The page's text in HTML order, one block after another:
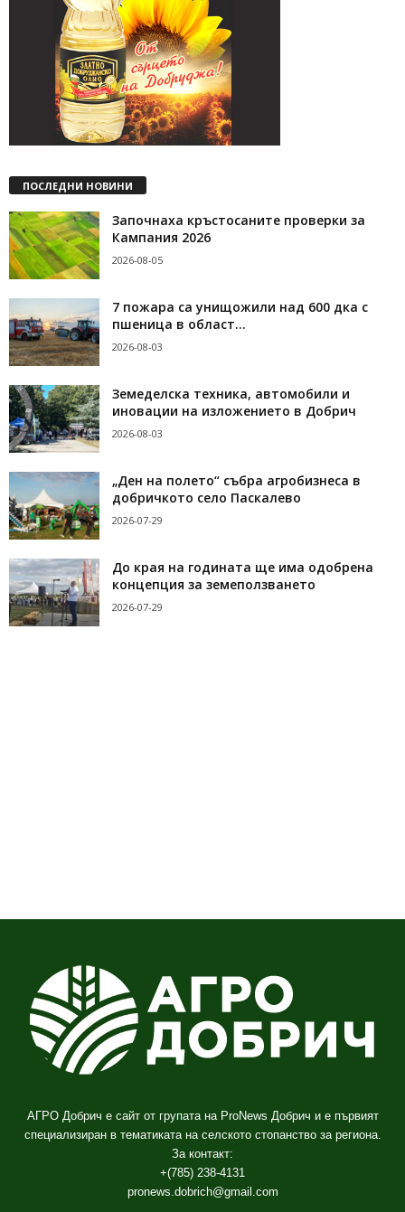
ПОСЛЕДНИ НОВИНИ
Започнаха кръстосаните проверки за
Кампания 2026
2026-08-05
7 пожара са унищожили над 600 дка с
пшеница в област...
2026-08-03
Земеделска техника, автомобили и
иновации на изложението в Добрич
2026-08-03
„Ден на полето“ събра агробизнеса в
добричкото село Паскалево
2026-07-29
До края на годината ще има одобрена
концепция за земеползването
2026-07-29
АГРО Добрич е сайт от групата на ProNews Добрич и е първият
специализиран в тематиката на селското стопанство за региона.
За контакт:
+(785) 238-4131
pronews.dobrich@gmail.com